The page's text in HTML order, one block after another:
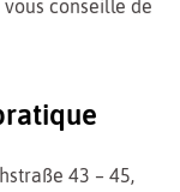
vous conseille de
43 – 45,